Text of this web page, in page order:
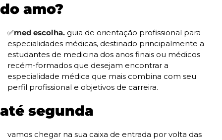
do amo?
✅med escolha. guia de orientação profissional para
especialidades médicas, destinado principalmente a
estudantes de medicina dos anos finais ou médicos
recém-formados que desejam encontrar a
especialidade médica que mais combina com seu
perfil profissional e objetivos de carreira.
até segunda